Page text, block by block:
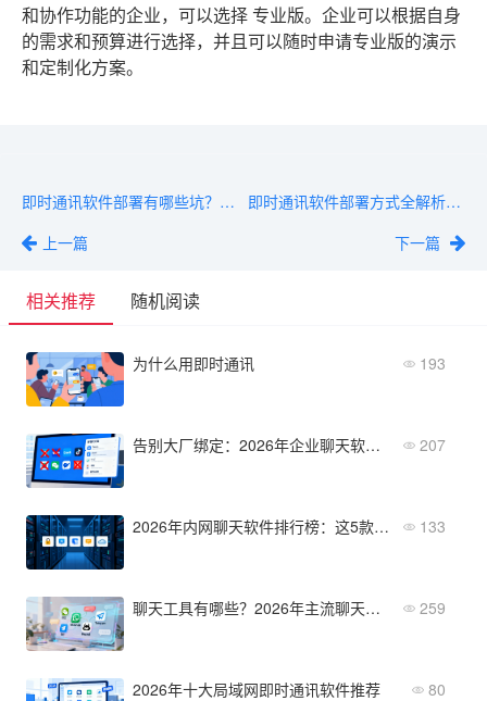
和协作功能的企业，可以选择 专业版。企业可以根据自身
的需求和预算进行选择，并且可以随时申请专业版的演示
和定制化方案。
即时通讯软件部署有哪些坑？网管亲历的5个避坑经验
上一篇
即时通讯软件部署方式全解析：SaaS、私有化、混合云怎么选？
下一篇
相关推荐 随机阅读
为什么用即时通讯 193
告别大厂绑定：2026年企业聊天软件替代方案排行榜 207
2026年内网聊天软件排行榜：这5款适合政企私有化部署 133
聊天工具有哪些？2026年主流聊天工具推荐与功能对比 259
2026年十大局域网即时通讯软件推荐 80